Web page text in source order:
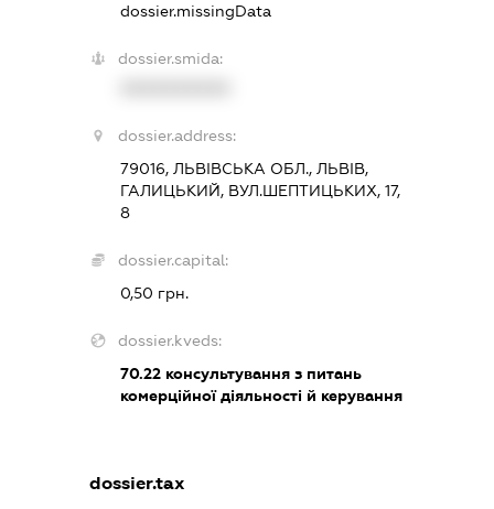
dossier.missingData
dossier.smida:
dossier.address:
79016, ЛЬВІВСЬКА ОБЛ., ЛЬВІВ,
ГАЛИЦЬКИЙ, ВУЛ.ШЕПТИЦЬКИХ, 17,
8
dossier.capital:
0,50 грн.
dossier.kveds:
70.22 консультування з питань
комерційної діяльності й керування
dossier.tax